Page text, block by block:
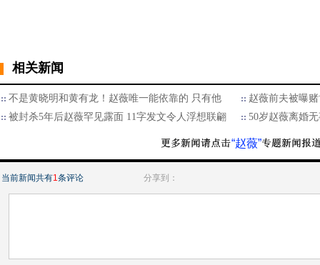
相关新闻
不是黄晓明和黄有龙！赵薇唯一能依靠的 只有他
赵薇前夫被曝
被封杀5年后赵薇罕见露面 11字发文令人浮想联翩
50岁赵薇离婚
“赵薇”
当前新闻共有1条评论 分享到：